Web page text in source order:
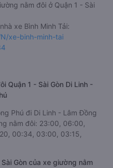
nằm đôi ở Quận 1 - Sài
xe Bình Minh Tải:
xe-binh-minh-tai
Quận 1 - Sài Gòn Di Linh -
Phú đi Di Linh - Lâm Đồng
nằm đôi: 23:00, 06:00,
00:34, 03:00, 03:15,
Gòn của xe giường nằm